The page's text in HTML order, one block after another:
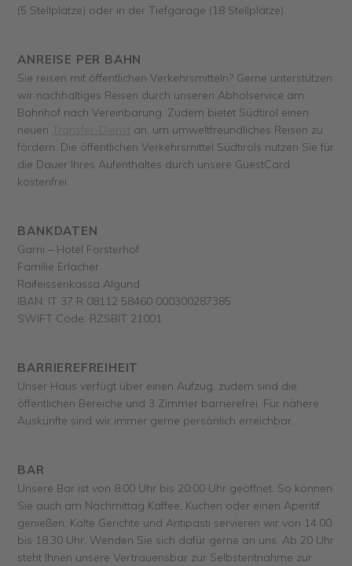
(5 Stellplätze) oder in der Tiefgarage (18 Stellplätze).
ANREISE PER BAHN
Sie reisen mit öffentlichen Verkehrsmitteln? Gerne unterstützen
wir nachhaltiges Reisen durch unseren Abholservice am
Bahnhof nach Vereinbarung. Zudem bietet Südtirol einen
neuen Transfer-Dienst an, um umweltfreundliches Reisen zu
fördern. Die öffentlichen Verkehrsmittel Südtirols nutzen Sie für
die Dauer Ihres Aufenthaltes durch unsere GuestCard
kostenfrei.
BANKDATEN
Garni – Hotel Forsterhof
Familie Erlacher
Raifeissenkassa Algund
IBAN: IT 37 R 08112 58460 000300287385
SWIFT Code: RZSBIT 21001
BARRIEREFREIHEIT
Unser Haus verfügt über einen Aufzug, zudem sind die
öffentlichen Bereiche und 3 Zimmer barrierefrei. Für nähere
Auskünfte sind wir immer gerne persönlich erreichbar.
BAR
Unsere Bar ist von 8.00 Uhr bis 20:00 Uhr geöffnet. So können
Sie auch am Nachmittag Kaffee, Kuchen oder einen Aperitif
genießen. Kalte Gerichte und Antipasti servieren wir von 14.00
bis 18.30 Uhr. Wenden Sie sich dafür gerne an uns. Ab 20 Uhr
steht Ihnen unsere Vertrauensbar zur Selbstentnahme zur